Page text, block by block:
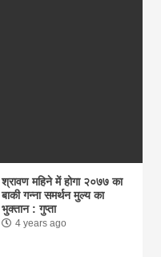
श्रावण महिने में होगा २०७७ का
बाकी गन्ना समर्थन मुल्य का
भुक्तान : गुप्ता
4 years ago